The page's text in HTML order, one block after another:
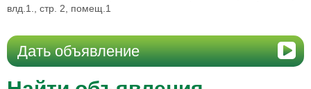
влд.1., стр. 2, помещ.1
Дать объявление